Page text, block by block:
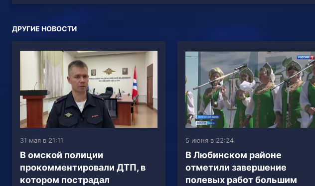
ДРУГИЕ НОВОСТИ
31 мая в 21:11
В омской полиции
прокомментировали ДТП, в
котором пострадал
5 июня в 22:24
В Любинском районе
отметили завершение
полевых работ большим